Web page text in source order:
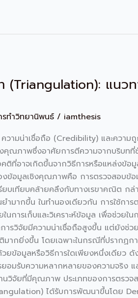
(Triangulation): แนวท
รทำวิทยานิพนธ์/ iamthesis
วามน่าเชื่อถือ (Credibility) และคว
งคุณภาพซึ่งอาศัยการตีความจากบริบ
ติที่อาจเกิดขึ้นจากวิธีการหรือแหล่งข้
ข้อมูลเชิงคุณภาพคือ การตรวจสอบข้
บเทียบคล้ายคลึงกับทางเรขาคณิต ก
มากขึ้น ในทำนองเดียวกัน การใช้การ
การเก็บและวิเคราะห์ข้อมูล เพื่อช่ว
ารวิจัยมีความน่าเชื่อถือสูงขึ้น แต่ยังช่
มากยิ่งขึ้น โดยเฉพาะในกรณีที่ปราก
ข้อมูลหรือวิธีการใดเพียงหนึ่งเดียว ดั
อมรับความหลากหลายของความจริง
วิจัยที่มีคุณภาพ ประเภทของการตรว
ได้รับการพัฒนาขึ้นโดย